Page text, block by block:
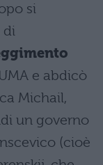
si
di
e abdicò
Michail,
un governo
(cioè